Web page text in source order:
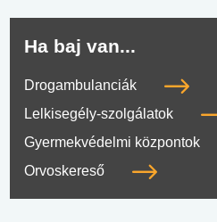
Ha baj van...
Drogambulanciák
Lelkisegély-szolgálatok
Gyermekvédelmi központok
Orvoskereső